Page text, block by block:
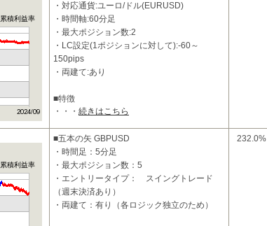
累積利益率
・対応通貨:ユーロ/ドル(EURUSD)
・時間軸:60分足
・最大ポジション数:2
・LC設定(1ポジションに対して):-60～
150pips
・両建て:あり
■特徴
1ポジションタイプの異なる2つのトレードシ
リスクを軽減させながら、リタ
・・・ 続きはこちら
累積利益率
■五本の矢 GBPUSD
・時間足：5分足
・最大ポジション数：5
・エントリータイプ： スイングトレード
（週末決済あり）
・両建て：有り（各ロジック独立のため）
232.0%